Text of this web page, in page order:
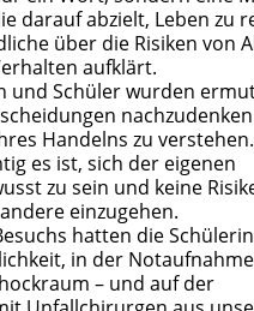
darauf abzielt, Leben zu
über die Risiken von
aufklärt.
und Schüler wurden
Handelns zu
es ist, sich der eigenen
zu sein und keine
einzugehen.
hatten die
in der
– und auf der